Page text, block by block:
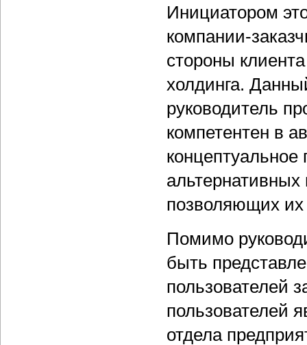
Инициатором
компании-
стороны
холдинга.
руководитель
компетентен в
концептуальное
позволяющих их
Помимо
быть
пользователей
пользователей
отдела